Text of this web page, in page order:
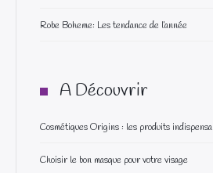
Robe Boheme: Les tendance de l’année
A Découvrir
Cosmétiques Origins : les produits
Choisir le bon masque pour votre visage